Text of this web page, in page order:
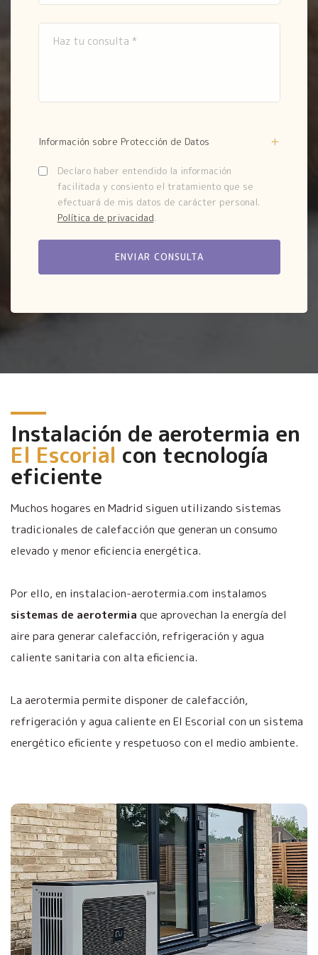
Información sobre Protección de Datos
Declaro haber entendido la información
facilitada y consiento el tratamiento que se
efectuará de mis datos de carácter personal.
Política de privacidad.
Instalación de aerotermia en
El Escorial con tecnología
eficiente
Muchos hogares en Madrid siguen utilizando sistemas
tradicionales de calefacción que generan un consumo
elevado y menor eficiencia energética.
Por ello, en instalacion-aerotermia.com instalamos
sistemas de aerotermia que aprovechan la energía del
aire para generar calefacción, refrigeración y agua
caliente sanitaria con alta eficiencia.
La aerotermia permite disponer de calefacción,
refrigeración y agua caliente en El Escorial con un sistema
energético eficiente y respetuoso con el medio ambiente.